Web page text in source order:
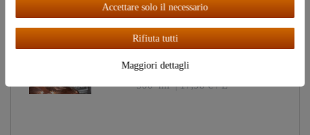
Ceres::Template.storeSpecialNewDetergente per rame "Dr. Becher"
| 500ml
8,99 €
500 ml | 17,98 € / L
Accettare solo il necessario
Rifiuta tutti
Maggiori dettagli